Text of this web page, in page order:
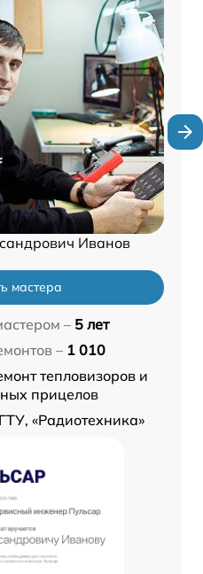
Иванов
мастера
– 5 лет
– 1 010
тепловизоров и
прицелов
«Радиотехника»